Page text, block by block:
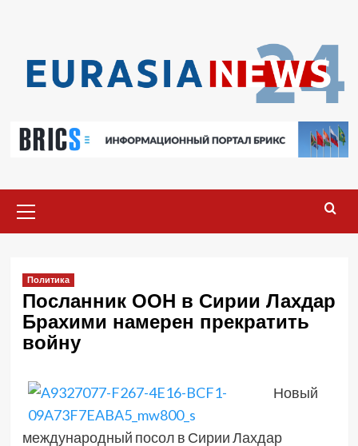
меню
Политика
Посланник ООН в Сирии Лахдар
Брахими намерен прекратить
войну
Новый
международный посол в Сирии Лахдар